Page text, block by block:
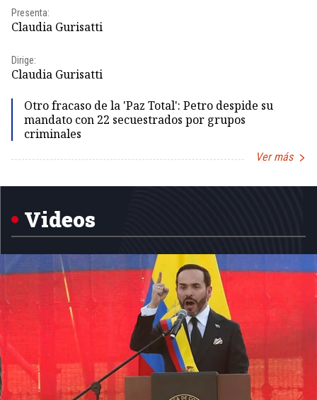
Presenta:
Claudia Gurisatti
Dirige:
Claudia Gurisatti
Otro fracaso de la 'Paz Total': Petro despide su
mandato con 22 secuestrados por grupos
criminales
Ver más
Videos